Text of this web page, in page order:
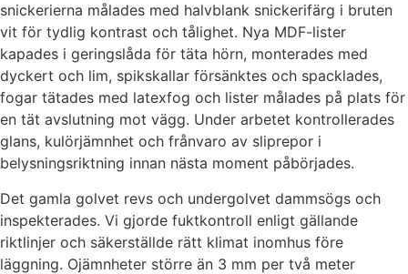
snickerierna målades med halvblank snickerifärg i bruten
vit för tydlig kontrast och tålighet. Nya MDF-lister
kapades i geringslåda för täta hörn, monterades med
dyckert och lim, spikskallar försänktes och spacklades,
fogar tätades med latexfog och lister målades på plats för
en tät avslutning mot vägg. Under arbetet kontrollerades
glans, kulörjämnhet och frånvaro av sliprepor i
belysningsriktning innan nästa moment påbörjades.
Det gamla golvet revs och undergolvet dammsögs och
inspekterades. Vi gjorde fuktkontroll enligt gällande
riktlinjer och säkerställde rätt klimat inomhus före
läggning. Ojämnheter större än 3 mm per två meter